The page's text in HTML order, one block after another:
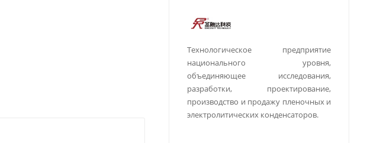
Технологическое предприятие
национального уровня,
объединяющее исследования,
разработки, проектирование,
производство и продажу пленочных и
электролитических конденсаторов.